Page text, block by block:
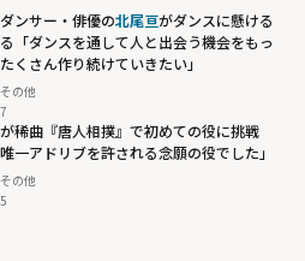
ンサー・俳優の北尾亘がダンスに懸ける
「ダンスを通して人と出会う機会をもっ
くさん作り続けていきたい」
の他
が稀曲『唐人相撲』で初めての役に挑戦
唯一アドリブを許される念願の役でした」
の他